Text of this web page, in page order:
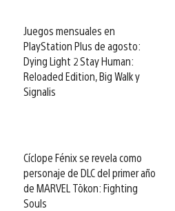
Juegos mensuales en
PlayStation Plus de agosto:
Dying Light 2 Stay Human:
Reloaded Edition, Big Walk y
Signalis
Cíclope Fénix se revela como
personaje de DLC del primer año
de MARVEL Tōkon: Fighting
Souls